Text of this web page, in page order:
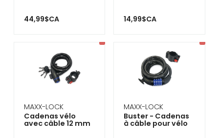
44,99$CA 14,99$CA
MAXX-LOCK
Cadenas vélo
avec câble 12 mm
MAXX-LOCK
Buster - Cadenas
à câble pour vélo